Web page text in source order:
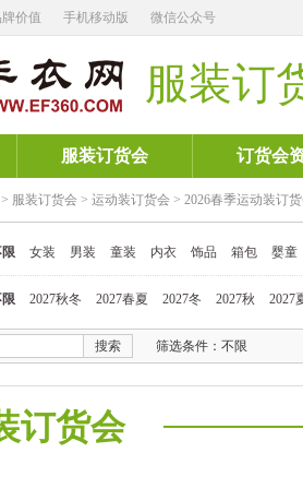
价值 手机移动版 微信公众号
服装订
服装订货会 订货会
> 服装订货会 > 运动装订货会 > 2026春季运动装订
女装 男装 童装 内衣 饰品 箱包 婴童
2027秋冬 2027春夏 2027冬 2027秋 2027
搜索 筛选条件：不限
订货会